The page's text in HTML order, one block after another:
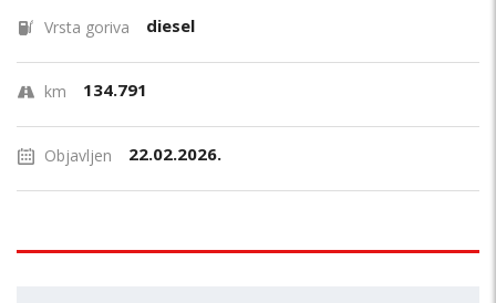
Vrsta goriva diesel
km 134.791
Objavljen 22.02.2026.